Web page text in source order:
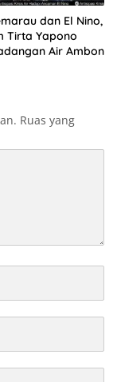
dan El Nino,
Tirta Yapono
Air Ambon
Ruas yang